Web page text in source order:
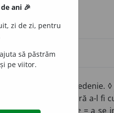
ajutorul văzului; vedenie. ◊
după înfățișare, fără a-l fi
pe cineva în vedere= a se
ani 🎉
zi de zi, pentru
să păstrăm
pe viitor.